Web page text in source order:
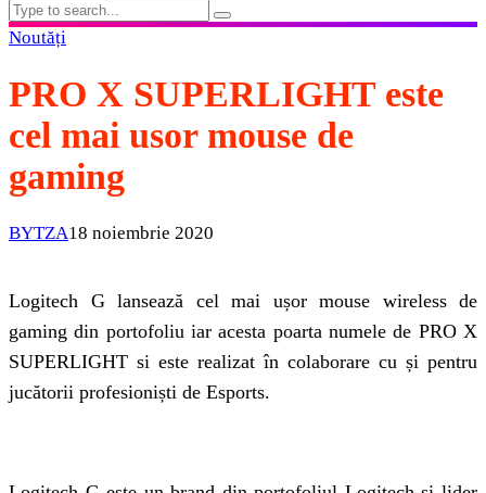
Noutăți
PRO X SUPERLIGHT este
cel mai usor mouse de
gaming
BYTZA18 noiembrie 2020
Logitech G lansează cel mai ușor mouse wireless de
gaming din portofoliu iar acesta poarta numele de PRO X
SUPERLIGHT si este realizat în colaborare cu și pentru
jucătorii profesioniști de Esports.